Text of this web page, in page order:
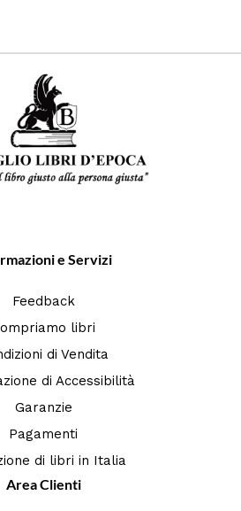
e Servizi
Feedback
libri
di Vendita
di Accessibilità
Garanzie
Pagamenti
di libri in Italia
Area Clienti